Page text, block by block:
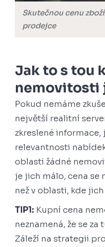
Skutečnou cenu
prodejce
Jak to s tou
nemovitosti
Pokud nemáme
největší realitní
zkreslené informace,
relevantnosti
oblasti žádné
je jich málo, cena se
než v oblasti, kde
TIP1: Kupní cena
neznamená, že se
Záleží na strategii